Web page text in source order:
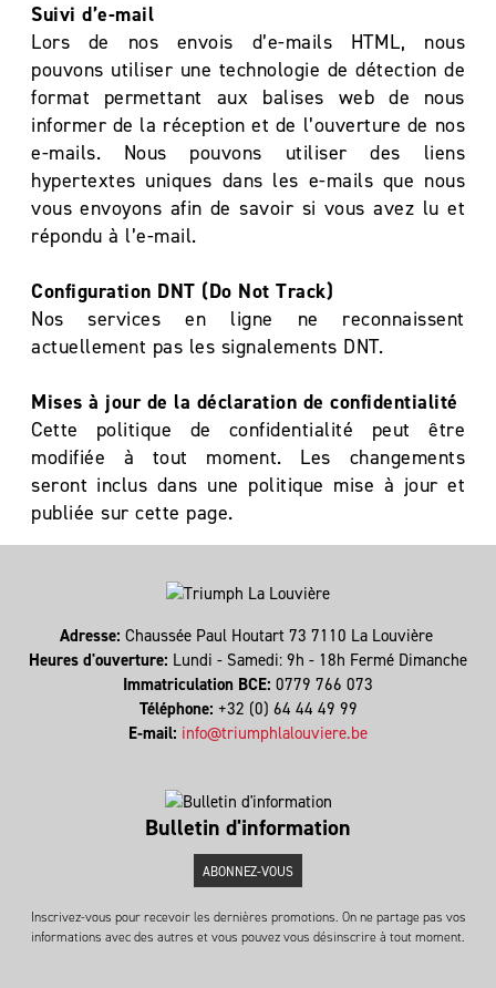
Suivi d’e-mail
Lors de nos envois d’e-mails HTML, nous
pouvons utiliser une technologie de détection de
format permettant aux balises web de nous
informer de la réception et de l’ouverture de nos
e-mails. Nous pouvons utiliser des liens
hypertextes uniques dans les e-mails que nous
vous envoyons afin de savoir si vous avez lu et
répondu à l’e-mail.
Configuration DNT (Do Not Track)
Nos services en ligne ne reconnaissent
actuellement pas les signalements DNT.
Mises à jour de la déclaration de confidentialité
Cette politique de confidentialité peut être
modifiée à tout moment. Les changements
seront inclus dans une politique mise à jour et
publiée sur cette page.
Adresse: Chaussée Paul Houtart 73 7110 La Louvière
Heures d'ouverture: Lundi - Samedi: 9h - 18h Fermé Dimanche
Immatriculation BCE: 0779 766 073
Téléphone: +32 (0) 64 44 49 99
E-mail: info@triumphlalouviere.be
Bulletin d'information
ABONNEZ-VOUS
Inscrivez-vous pour recevoir les dernières promotions. On ne partage pas vos
informations avec des autres et vous pouvez vous désinscrire à tout moment.